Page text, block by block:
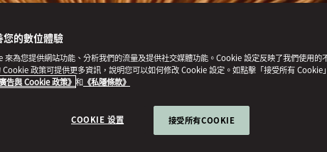
的數位體驗
來為您提供網站功能、分析我們的流量及提供社交媒體功能。Cookie 設定反映了我們使用的
政策可提供更多資訊，說明您可以如何修改 Cookie 設定。如點擊「接受所有 Cookie
廣告與 Cookie 政策》 和 《私隱條款》
COOKIE 设置 接受所有COOKIE